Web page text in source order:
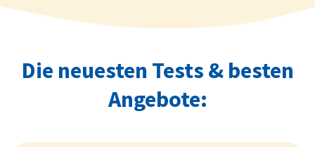
Die neuesten Tests & besten
Angebote: